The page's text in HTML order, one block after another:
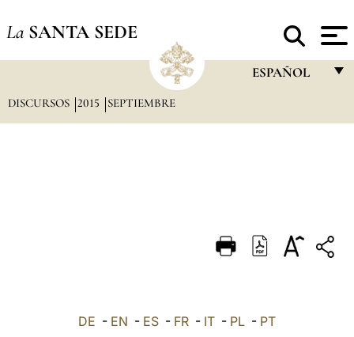
La SANTA SEDE
ESPAÑOL
DEUTSCH
العربيّة
DISCURSOS 2015 SEPTIEMBRE
DE - EN - ES - FR - IT - PL - PT